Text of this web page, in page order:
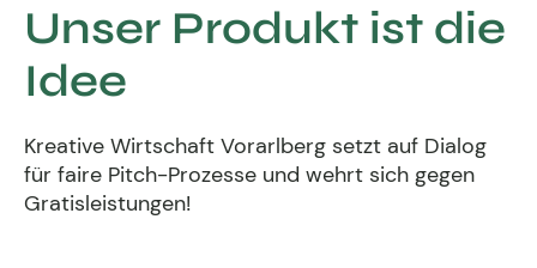
Gründen & Werbeberufe
Agenturleitfaden
Zeigt eure Arbeit
Aus- & Weiterbildung
BildungsPlus Förderung
Lehre
Weiterbildungen
Fachgruppe
Kreativpreis 2025
Kreativpreis
Unser Produkt ist die
Idee
Kreative Wirtschaft Vorarlberg setzt auf Dialog
für faire Pitch-Prozesse und wehrt sich gegen
Gratisleistungen!